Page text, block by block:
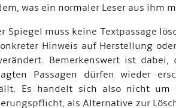
was ein normaler Leser aus ihm
Spiegel muss keine Textpassage
Hinweis auf Herstellung
Bemerkenswert ist dabei,
Passagen dürfen wieder
Es handelt sich also nicht um
als Alternative zur